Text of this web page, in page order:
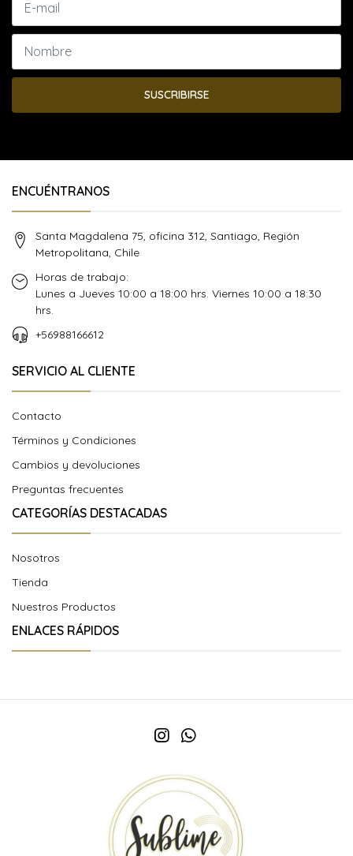
SUSCRIBIRSE
ENCUÉNTRANOS
Santa Magdalena 75, oficina 312, Santiago, Región
Metropolitana, Chile
Horas de trabajo:
Lunes a Jueves 10:00 a 18:00 hrs. Viernes 10:00 a 18:30
hrs.
+56988166612
SERVICIO AL CLIENTE
Contacto
Términos y Condiciones
Cambios y devoluciones
Preguntas frecuentes
CATEGORÍAS DESTACADAS
Nosotros
Tienda
Nuestros Productos
ENLACES RÁPIDOS